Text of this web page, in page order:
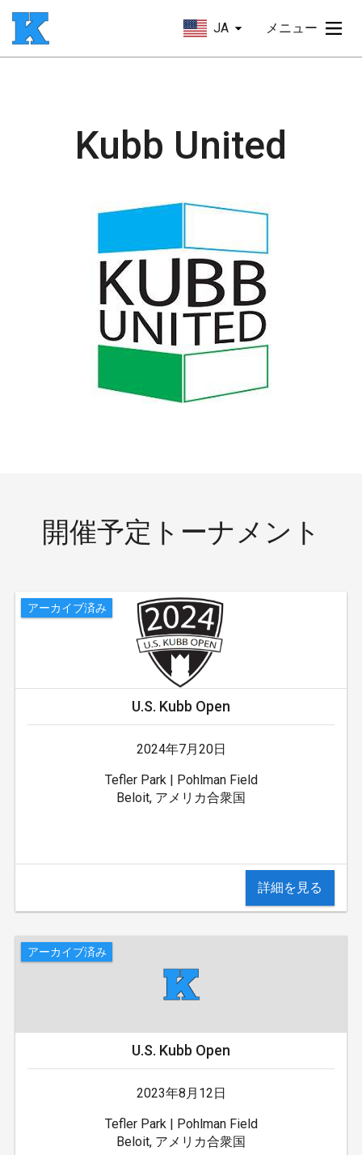
JA メニュー
Kubb United
開催予定トーナメント
アーカイブ済み
U.S. Kubb Open
2024年7月20日
Tefler Park | Pohlman Field
Beloit, アメリカ合衆国
詳細を見る
アーカイブ済み
U.S. Kubb Open
2023年8月12日
Tefler Park | Pohlman Field
Beloit, アメリカ合衆国